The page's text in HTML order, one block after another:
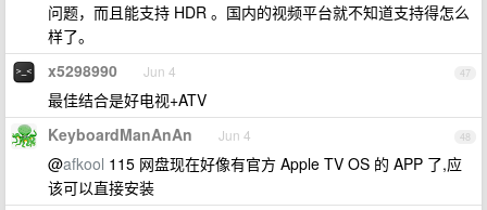
问题，而且能支持 HDR 。国内的视频平台就不知道支持得怎么
样了。
47
x5298990 Jun 4
最佳结合是好电视+ATV
48
KeyboardManAnAn Jun 4
@afkool 115 网盘现在好像有官方 Apple TV OS 的 APP 了,应
该可以直接安装